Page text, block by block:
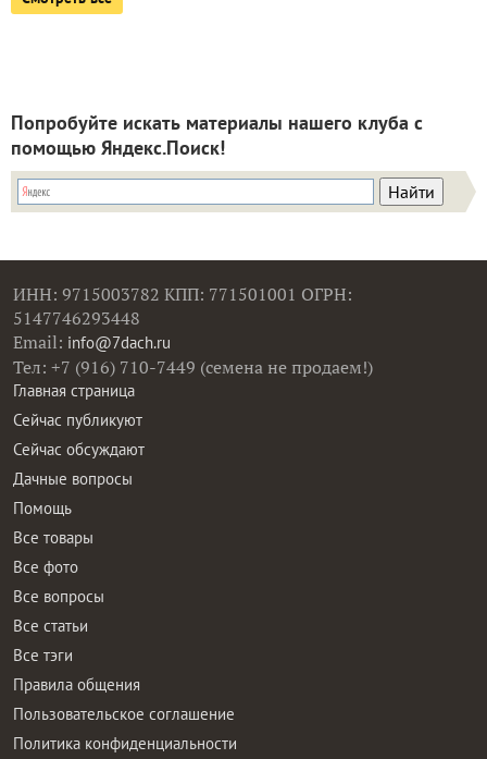
Попробуйте искать материалы нашего клуба с
помощью Яндекс.Поиск!
ИНН: 9715003782 КПП: 771501001 ОГРН:
5147746293448
Email: info@7dach.ru
Тел: +7 (916) 710-7449 (семена не продаем!)
Главная страница
Сейчас публикуют
Сейчас обсуждают
Дачные вопросы
Помощь
Все товары
Все фото
Все вопросы
Все статьи
Все тэги
Правила общения
Пользовательское соглашение
Политика конфиденциальности